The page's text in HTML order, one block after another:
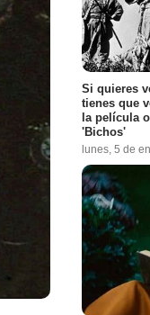
Si quieres
tienes que
la película
'Bichos'
lunes, 5 de